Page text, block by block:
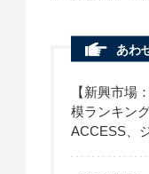
あわ
【新興市場
模ランキン
ACCESS、